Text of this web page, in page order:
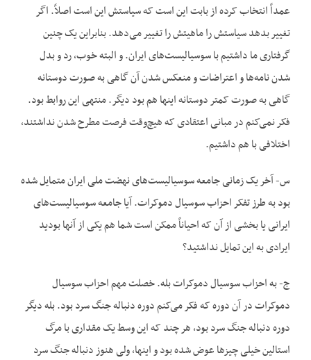
عمداً انتخاب کرده از بابت این است که سیاستش این است اصلاً. اگر
تغییر بدهد سیاستش را ماهیتش را تغییر می‌دهد. بنابراین یک چنین
گرفتاری ما داشتیم با سوسیالیست‌های ایران. و البته خوب، رد و بدل
شدن نامه‌ها و اعتراضات و منعکس شدن آن گاهی به صورت دوستانه
گاهی به صورت کمتر دوستانه اینها هم بود دیگر. منتهی این روابط بود.
فکر نمی‌کنم در مبانی اعتقادی که هیچ‌وقت فرصت مطرح شدن نداشتند،
اختلافی با هم داشتیم.
س- آخر یک زمانی جامعه سوسیالیست‌های نهضت ملی ایران متمایل شده
بود به طرز تفکر احزاب سوسیال دموکرات. آیا جامعه سوسیالیست‌های
ایرانی یا بخشی از آن که احیاناً ممکن است شما هم یکی از آنها بودید
ایرادی به این تمایل نداشتید؟
ج- به احزاب سوسیال دموکرات بله. خصلت مهم احزاب سوسیال
دموکرات در آن دوره که فکر می‌کنم دوره دنباله جنگ سرد بود. بله دیگر
دوره دنباله جنگ سرد بود، هر چند که این وسط یک مقداری با مرگ
استالین خیلی چیزها عوض شده بود و اینها، ولی هنوز دنباله جنگ سرد